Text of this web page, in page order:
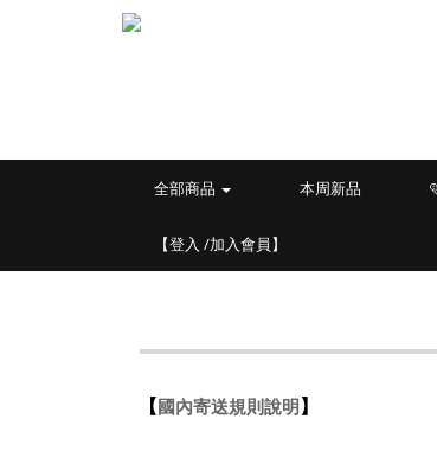
全部商品 本周新品
【登入 /加入會員】
【國內寄送規則說明 】